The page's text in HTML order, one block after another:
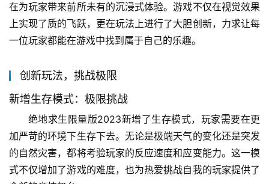
在为玩家带来前所未有的沉浸式体验。游戏不仅在视觉效果
上实现了质的飞跃，更在玩法上进行了大胆创新，力求让每
一位玩家都能在游戏中找到属于自己的乐趣。
创新玩法，挑战极限
新增生存模式：极限挑战
绝地求生限量版2023新增了生存模式，玩家需要在更
加严苛的环境下生存下去。无论是极端天气的变化还是突发
的自然灾害，都将考验玩家的反应速度和应变能力。这一模
式不仅增加了游戏的难度，也为热爱挑战自我的玩家提供了